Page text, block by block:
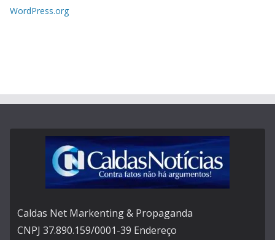
WordPress.org
Caldas Net Markenting & Propaganda
CNPJ 37.890.159/0001-39 Endereço